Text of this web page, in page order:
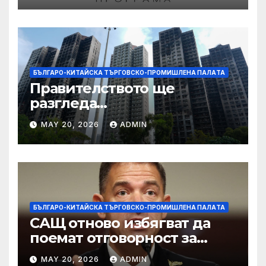
БЪЛГАРО-КИТАЙСКА ТЪРГОВСКО-ПРОМИШЛЕНА ПАЛAТА
Правителството ще
разгледа
застрахователните
претенции на Wang Fuk
Court по план за обратно
изкупуване: Хоп
MAY 20, 2026 ADMIN
БЪЛГАРО-КИТАЙСКА ТЪРГОВСКО-ПРОМИШЛЕНА ПАЛAТА
САЩ отново избягват да
поемат отговорност за
нападението в училище в
MAY 20, 2026 ADMIN